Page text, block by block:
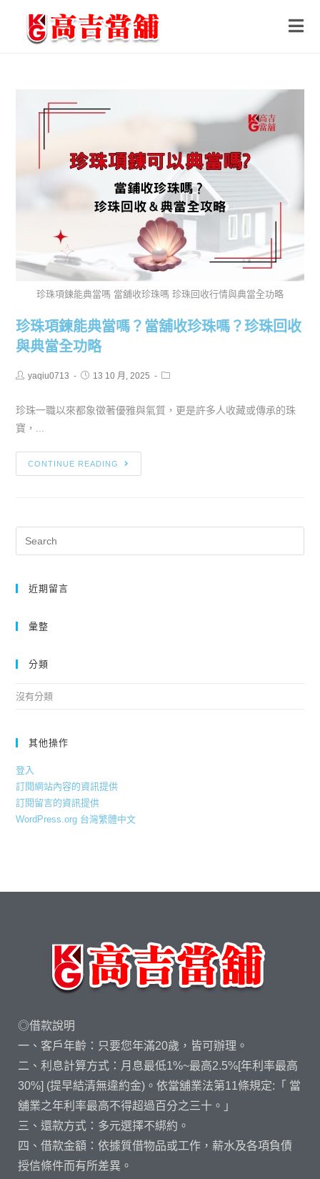
珍珠項鍊能典當嗎 當舖收珍珠嗎 珍珠回收行情與典當全功略
珍珠項鍊能典當嗎？當舖收珍珠嗎？珍珠回收
與典當全功略
yaqiu0713 13 10 月, 2025
珍珠一職以來都象徵著優雅與氣質，更是許多人收藏或傳承的珠
寶，...
CONTINUE READING
近期留言
彙整
分類
沒有分類
其他操作
登入
訂閱網站內容的資訊提供
訂閱留言的資訊提供
WordPress.org 台灣繁體中文
◎借款說明
一、客戶年齡：只要您年滿20歲，皆可辦理。
二、利息計算方式：月息最低1%~最高2.5%[年利率最高
30%] (提早結清無違約金)。依當舖業法第11條規定:「 當
舖業之年利率最高不得超過百分之三十。」
三、還款方式：多元選擇不綁約。
四、借款金額：依據質借物品或工作，薪水及各項負債
授信條件而有所差異。